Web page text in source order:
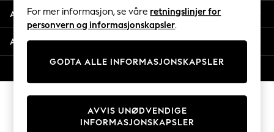
Trending: Clogs
Toy Story
THE SET
Coats & Jackets
Sweatshirts & Hoodies
Knitwear
Cardigans
Dresses
Avdelinger
Andre tjenester
For mer informasjon, se våre retningslinjer for
personvern og informasjonskapsler.
GODTA ALLE INFORMASJONSKAPSLER
AVVIS UNØDVENDIGE
INFORMASJONSKAPSLER